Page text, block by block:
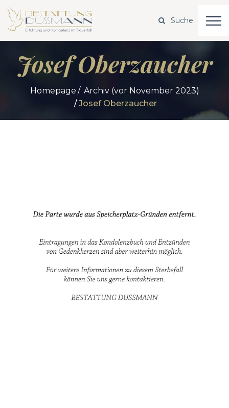
Josef Oberzaucher
Homepage
Archiv (vor November 2023)
Josef Oberzaucher